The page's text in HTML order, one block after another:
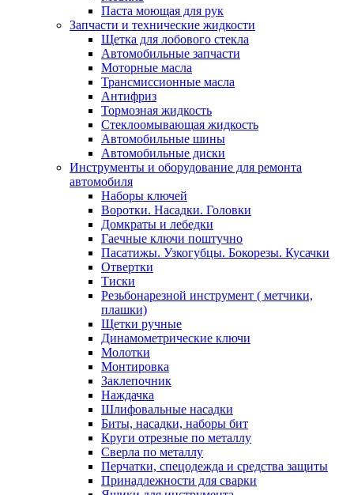
Паста моющая для рук
Запчасти и технические жидкости
Щетка для лобового стекла
Автомобильные запчасти
Моторные масла
Трансмиссионные масла
Антифриз
Тормозная жидкость
Стеклоомывающая жидкость
Автомобильные шины
Автомобильные диски
Инструменты и оборудование для ремонта
автомобиля
Наборы ключей
Воротки. Насадки. Головки
Домкраты и лебедки
Гаечные ключи поштучно
Пасатижы. Узкогубцы. Бокорезы. Кусачки
Отвертки
Тиски
Резьбонарезной инструмент ( метчики,
плашки)
Щетки ручные
Динамометрические ключи
Молотки
Монтировка
Заклепочник
Наждачка
Шлифовальные насадки
Биты, насадки, наборы бит
Круги отрезные по металлу
Сверла по металлу
Перчатки, спецодежда и средства защиты
Принадлежности для сварки